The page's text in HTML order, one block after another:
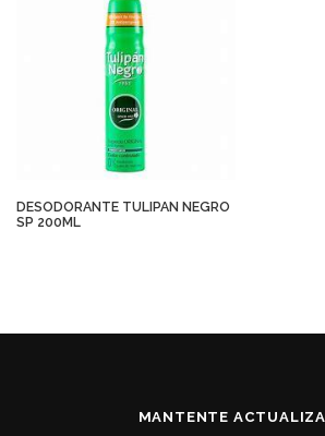
DESODORANTE TULIPAN NEGRO
SP 200ML
MANTENTE